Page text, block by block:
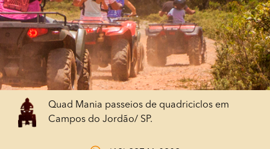
Quad Mania passeios de quadriciclos em
Campos do Jordão/ SP.